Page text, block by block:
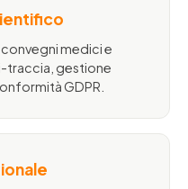
convegni medici e
traccia, gestione
GDPR.